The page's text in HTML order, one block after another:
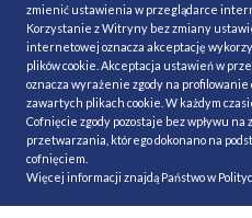
POLITYKA COOKIES
MAPA STRONY
MATERIAŁY
zmienić ustawienia w przeglądarce
Korzystanie z Witryny bez zmiany
internetowej oznacza akceptację
plików cookie. Akceptacja ustawień w
oznacza wyrażenie zgody na
zawartych plikach cookie. W każdym
Cofnięcie zgody pozostaje bez wpływu na
przetwarzania, którego dokonano na
cofnięciem.
Więcej informacji znajdą Państwo w